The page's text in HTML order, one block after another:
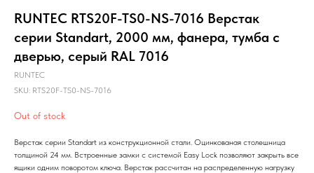
RUNTEC RTS20F-TS0-NS-7016 Верстак
серии Standart, 2000 мм, фанера, тумба с
дверью, серый RAL 7016
RUNTEC
SKU: RTS20F-TS0-NS-7016
Out of stock
Верстак серии Standart из конструкционной стали. Оцинкованая столешница
толщиной 24 мм. Встроенные замки с системой Easy Lock позволяют закрыть все
ящики одним поворотом ключа. Верстак рассчитан на распределенную нагрузку